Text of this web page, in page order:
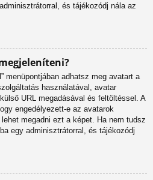
és tájékozódj nála az
menüpontjában adhatsz meg avatart a
használatával, avatar
URL megadásával és feltöltéssel. A
engedélyezett-e az avatarok
megadni ezt a képet. Ha nem tudsz
egy adminisztrátorral, és tájékozódj